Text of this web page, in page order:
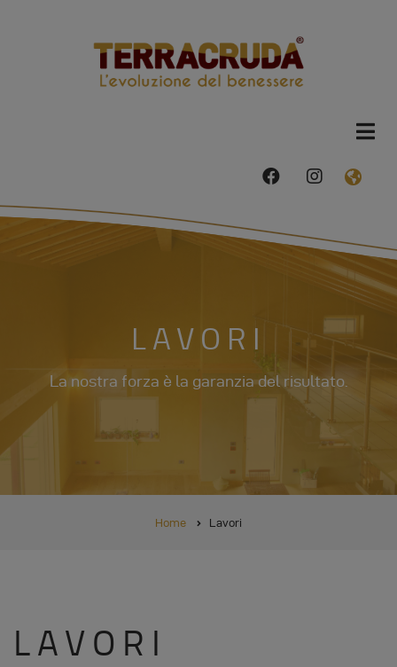
facebookinstagram
LAVORI
La nostra forza è la garanzia del risultato.
BRICIOLE
Home Lavori
LAVORI